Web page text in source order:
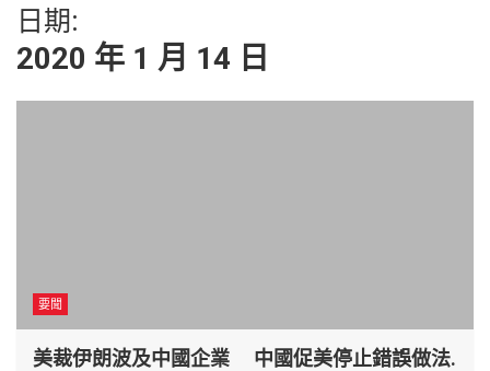
日期:
2020 年 1 月 14 日
要聞
美裁伊朗波及中國企業 中國促美停止錯誤做法.